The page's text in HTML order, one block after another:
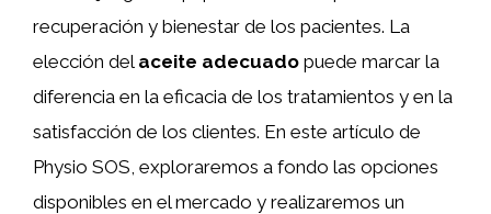
recuperación y bienestar de los pacientes. La
elección del aceite adecuado puede marcar la
diferencia en la eficacia de los tratamientos y en la
satisfacción de los clientes. En este artículo de
Physio SOS, exploraremos a fondo las opciones
disponibles en el mercado y realizaremos un